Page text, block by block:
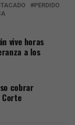
PERDIDO
vive horas
a los
cobrar